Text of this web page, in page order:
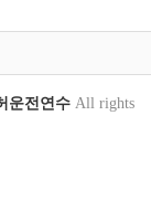
운전연수 All rights